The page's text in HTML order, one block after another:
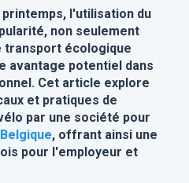
l'utilisation du
non seulement
transport écologique
avantage potentiel dans
Cet article explore
et pratiques de
par une société pour
Belgique, offrant ainsi une
pour l'employeur et